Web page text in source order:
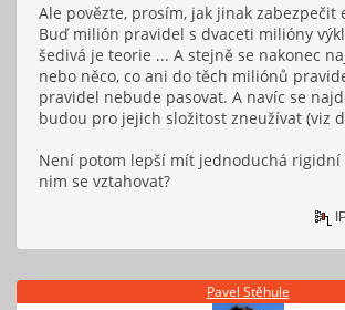
Ale povězte, prosím, jak jinak zabezpečit
Buď milión pravidel s dvaceti milióny
šedivá je teorie ... A stejně se nakonec
nebo něco, co ani do těch miliónů
pravidel nebude pasovat. A navíc se
budou pro jejich složitost zneužívat (viz
Není potom lepší mít jednoduchá rigidní
nim se vztahovat?
Pavel Stěhule